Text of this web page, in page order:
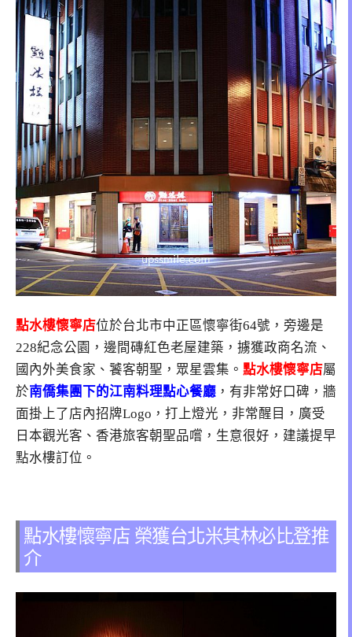
點水樓懷寧店位於台北市中正區懷寧街64號，旁邊是
228紀念公園，邊間磚紅色老屋建築，擄獲政商名流、
國內外美食家、饕客朝聖，眾星雲集。 點水樓懷寧店屬
於南僑集團下的江南料理點心餐廳 ，有非常好口碑，牆
面掛上了店內招牌Logo，打上燈光，非常醒目，廣受
日本觀光客、香港旅客朝聖品嚐，生意很好，建議提早
點水樓訂位。
點水樓懷寧店 榮獲台北米其林必比登推
介